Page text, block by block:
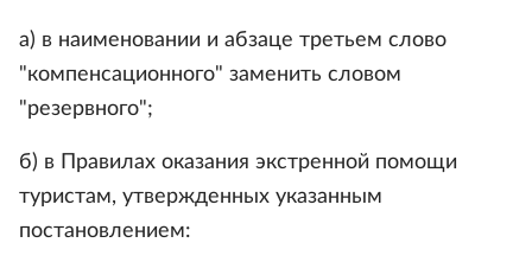
а) в наименовании и абзаце третьем слово
"компенсационного" заменить словом
"резервного";
б) в Правилах оказания экстренной помощи
туристам, утвержденных указанным
постановлением: